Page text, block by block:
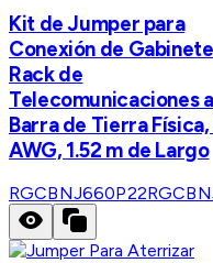
Kit de Jumper para
Conexión de
Rack de
Telecomunicaciones a
Barra de Tierra Física,
AWG, 1.52 m de Largo
RGCBNJ660P22